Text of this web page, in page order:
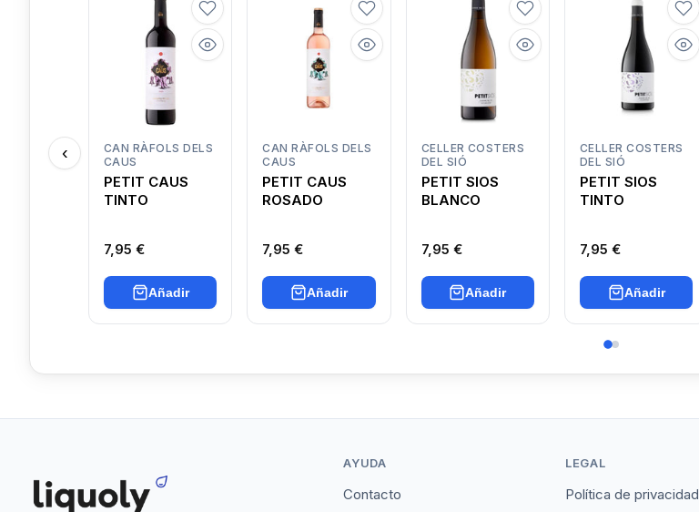
‹
CAN RÀFOLS DELS
CAUS
PETIT CAUS
TINTO
7,95 €
Añadir
CAN RÀFOLS DELS
CAUS
PETIT CAUS
ROSADO
7,95 €
Añadir
CELLER COSTERS
DEL SIÓ
PETIT SIOS
BLANCO
7,95 €
Añadir
CELLER COSTERS
DEL SIÓ
PETIT SIOS
TINTO
7,95 €
Añadir
AYUDA
Contacto
LEGAL
Política de privacidad